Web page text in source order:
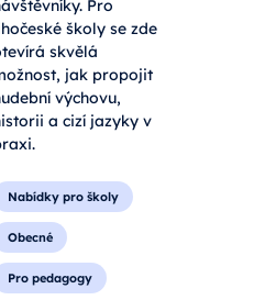
Pro
školy se zde
skvělá
jak propojit
výchovu,
a cizí jazyky v
Nabídky pro školy
Obecné
Pro pedagogy